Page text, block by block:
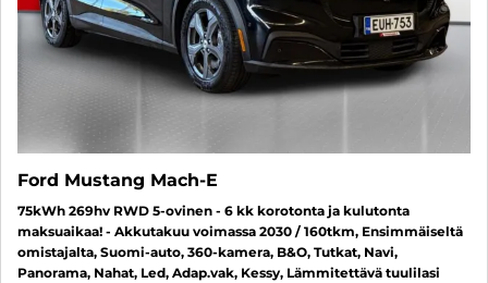
Ford Mustang Mach-E
75kWh 269hv RWD 5-ovinen - 6 kk korotonta ja kulutonta
maksuaikaa! - Akkutakuu voimassa 2030 / 160tkm, Ensimmäiseltä
omistajalta, Suomi-auto, 360-kamera, B&O, Tutkat, Navi,
Panorama, Nahat, Led, Adap.vak, Kessy, Lämmitettävä tuulilasi